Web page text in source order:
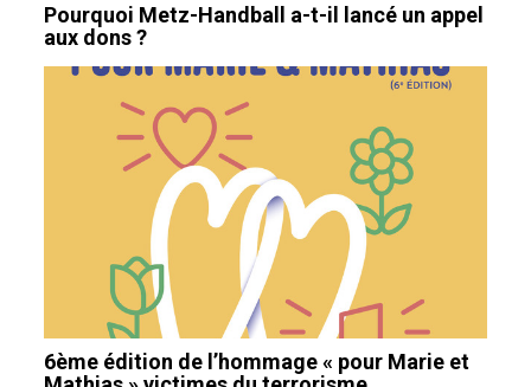
Pourquoi Metz-Handball a-t-il lancé un appel
aux dons ?
6ème édition de l’hommage « pour Marie et